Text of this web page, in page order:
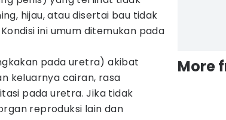
hijau, atau disertai bau tidak
ini umum ditemukan pada
pada uretra) akibat
keluarnya cairan, rasa
pada uretra. Jika tidak
reproduksi lain dan
More